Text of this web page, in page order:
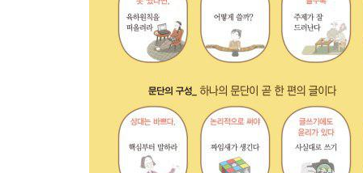
[잠깐] 빅데이터 분석으로 쓴 기사
[잠깐] 독서가 재미없고 부담스럽다면?
[잠깐] 다양한 글쓰기의 실제 - 문학 & 비문학
4장 글쓰기 훈련
- 다양한 글쓰기 연습으로 실력이 쑥쑥
01 독후감_ 시작은 줄거리 요약부터!
02 논술문_ 대입 논술부터 입사 논술까지